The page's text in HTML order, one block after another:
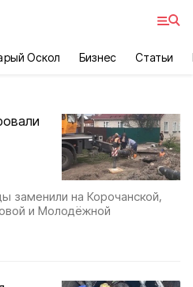
Оскол Бизнес Статьи
заменили на Корочанской,
и Молодёжной